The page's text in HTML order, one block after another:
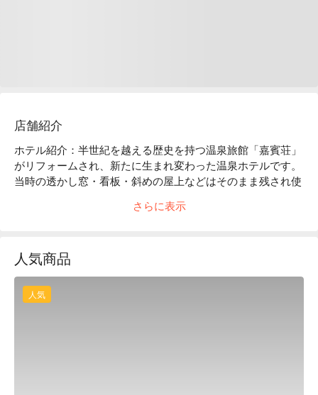
店舗紹介
ホテル紹介：半世紀を越える歴史を持つ温泉旅館「嘉賓荘」
がリフォームされ、新たに生まれ変わった温泉ホテルです。
当時の透かし窓・看板・斜めの屋上などはそのまま残され使
かな雰囲気漂う温泉ホテルが誕生しました。歴史ある旅館の
礁渓駅からも徒歩わずか 6 分です！湯囲溝温泉公園、礁渓温
泉広場などの観光スポットや、礁渓 B 級グルメ、お土産の名
店「奕順軒」も近くに位置し、礁渓旅行にピッタリなロケー
ションです。
さらに表示
人気商品
人気